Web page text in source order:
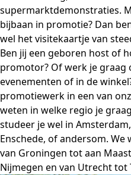
supermarktdemonstraties.
bijbaan in promotie? Dan
wel het visitekaartje van
Ben jij een geboren host of
promotor? Of werk je graag
evenementen of in de
promotiewerk in een van
weten in welke regio je
studeer je wel in
Enschede, of andersom.
van Groningen tot aan
Nijmegen en van Utrecht tot